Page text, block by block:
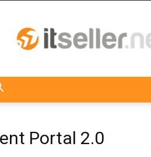
Portal 2.0